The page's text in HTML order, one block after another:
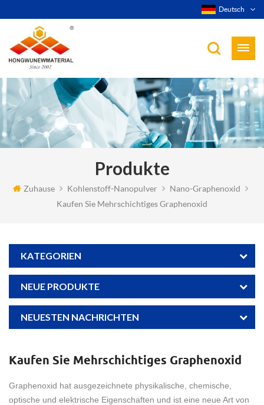
Deutsch
Produkte
Zuhause Kohlenstoff-Nanopulver
Nano-Graphenoxid
Kaufen Sie Mehrschichtiges Graphenoxid
KATEGORIEN
NEUE PRODUKTE
NEUESTEN NACHRICHTEN
Kaufen Sie Mehrschichtiges Graphenoxid
Graphenoxid hat ausgezeichnete physikalische, chemische,
optische und elektrische Eigenschaften und ist eine neue Art von